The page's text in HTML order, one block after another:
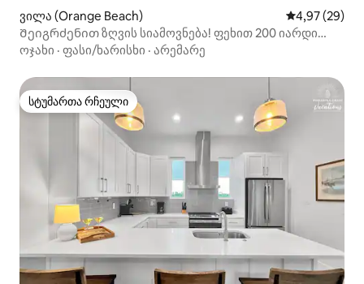
ვილა (Orange Beach) საშუალო
4,97 (29)
Შეიგრძენით ზღვის სიამოვნება! ფეხით 200 იარდი
პლაჟამდე!
ოჯახი · ფასი/ხარისხი · არემარე
სტუმართა რჩეული
სტუმართა რჩეული